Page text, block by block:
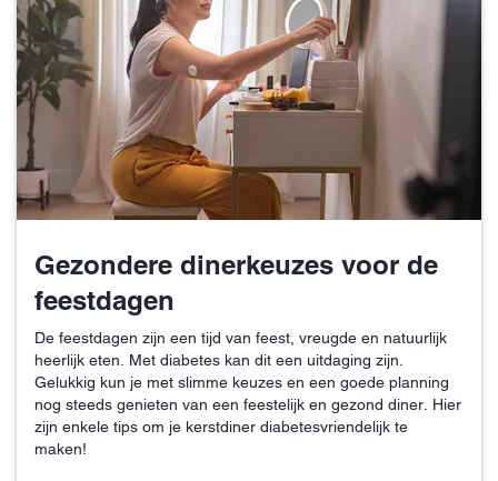
Gezondere dinerkeuzes voor de
feestdagen
De feestdagen zijn een tijd van feest, vreugde en natuurlijk
heerlijk eten. Met diabetes kan dit een uitdaging zijn.
Gelukkig kun je met slimme keuzes en een goede planning
nog steeds genieten van een feestelijk en gezond diner. Hier
zijn enkele tips om je kerstdiner diabetesvriendelijk te
maken!